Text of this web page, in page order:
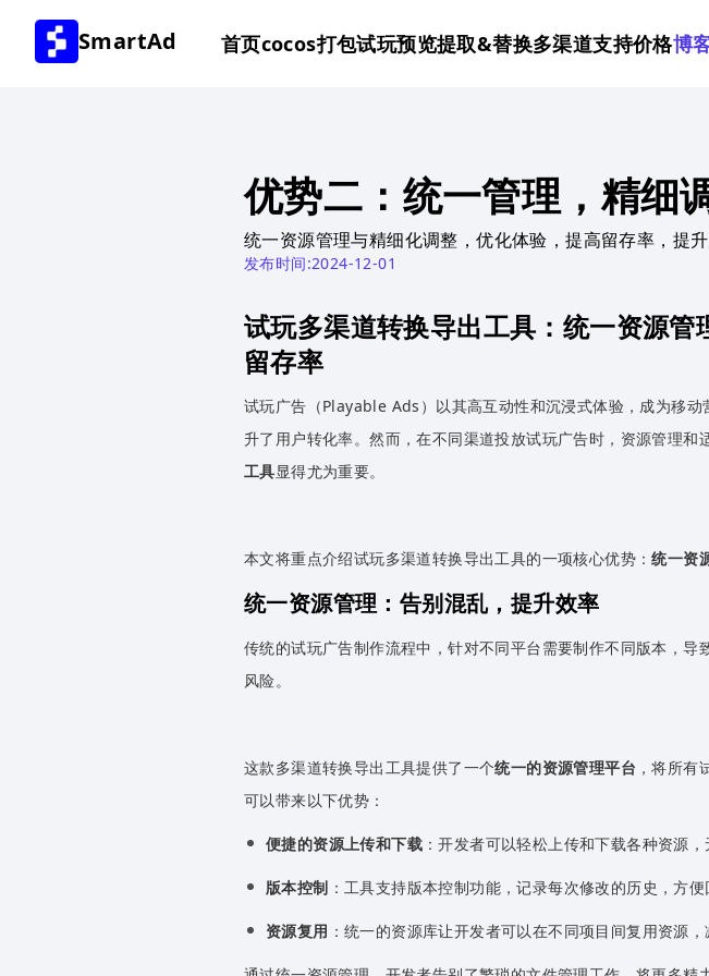
SmartAd 首页cocos打包试玩预览提取&替换多渠道支持价格博
优势二：统一管理，精细
统一资源管理与精细化调整，优化体验，提高留存率，提升
发布时间:2024-12-01
试玩多渠道转换导出工具：统一资源
留存率
试玩广告（Playable Ads）以其高互动性和沉浸式体验，成为移
升了用户转化率。然而，在不同渠道投放试玩广告时，资源管理
工具显得尤为重要。
本文将重点介绍试玩多渠道转换导出工具的一项核心优势：统一资
统一资源管理：告别混乱，提升效率
传统的试玩广告制作流程中，针对不同平台需要制作不同版本，
风险。
这款多渠道转换导出工具提供了一个统一的资源管理平台 ，将所
可以带来以下优势：
便捷的资源上传和下载 ：开发者可以轻松上传和下载各种资源
版本控制 ：工具支持版本控制功能，记录每次修改的历史，方
资源复用 ：统一的资源库让开发者可以在不同项目间复用资源